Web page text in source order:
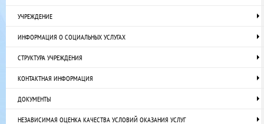
УЧРЕЖДЕНИЕ
ИНФОРМАЦИЯ О СОЦИАЛЬНЫХ УСЛУГАХ
СТРУКТУРА УЧРЕЖДЕНИЯ
КОНТАКТНАЯ ИНФОРМАЦИЯ
ДОКУМЕНТЫ
НЕЗАВИСИМАЯ ОЦЕНКА КАЧЕСТВА УСЛОВИЙ ОКАЗАНИЯ УСЛУГ